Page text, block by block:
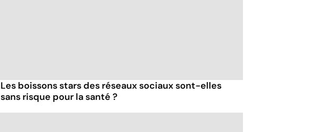
Les boissons stars des réseaux sociaux sont-elles
sans risque pour la santé ?